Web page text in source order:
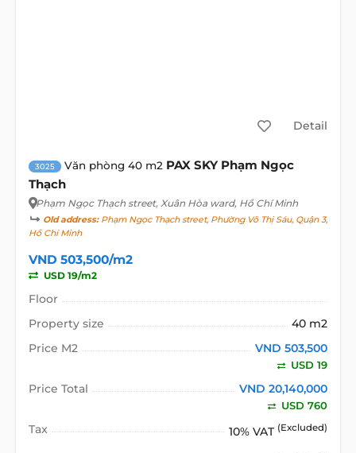
Detail
3025 Văn phòng 40 m2 PAX SKY Phạm Ngọc
Thạch
Phạm Ngọc Thạch street, Xuân Hòa ward, Hồ Chí Minh
Old address:Phạm Ngọc Thạch street, Phường Võ Thị Sáu, Quận 3,
Hồ Chí Minh
VND 503,500/m2
USD 19/m2
Floor
Property size
40 m2
Price M2
VND 503,500
USD 19
Price Total VND 20,140,000
USD 760
Tax 10% VAT (Excluded)